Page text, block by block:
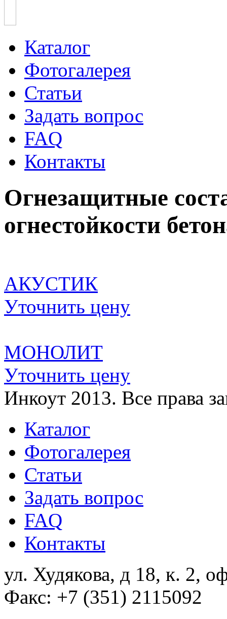
Каталог
Фотогалерея
Статьи
Задать вопрос
FAQ
Контакты
Огнезащитные
огнестойкости
АКУСТИК
Уточнить цену
МОНОЛИТ
Уточнить цену
Инкоут 2013. Все права
Каталог
Фотогалерея
Статьи
Задать вопрос
FAQ
Контакты
ул. Худякова, д 18, к. 2,
Факс: +7 (351) 2115092